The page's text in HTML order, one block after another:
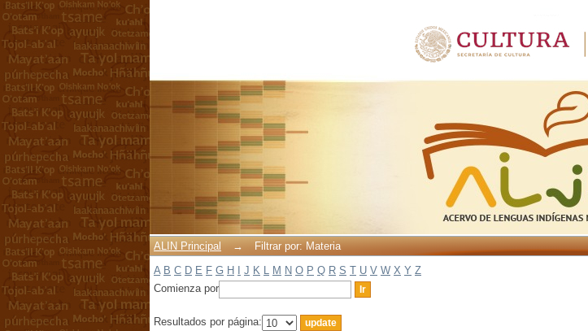
ALIN Principal →
Filtrar por: Materia
A B C D E F G H J K L M N O P Q R S T U V W X Y Z
Comienza por
Resultados por página: